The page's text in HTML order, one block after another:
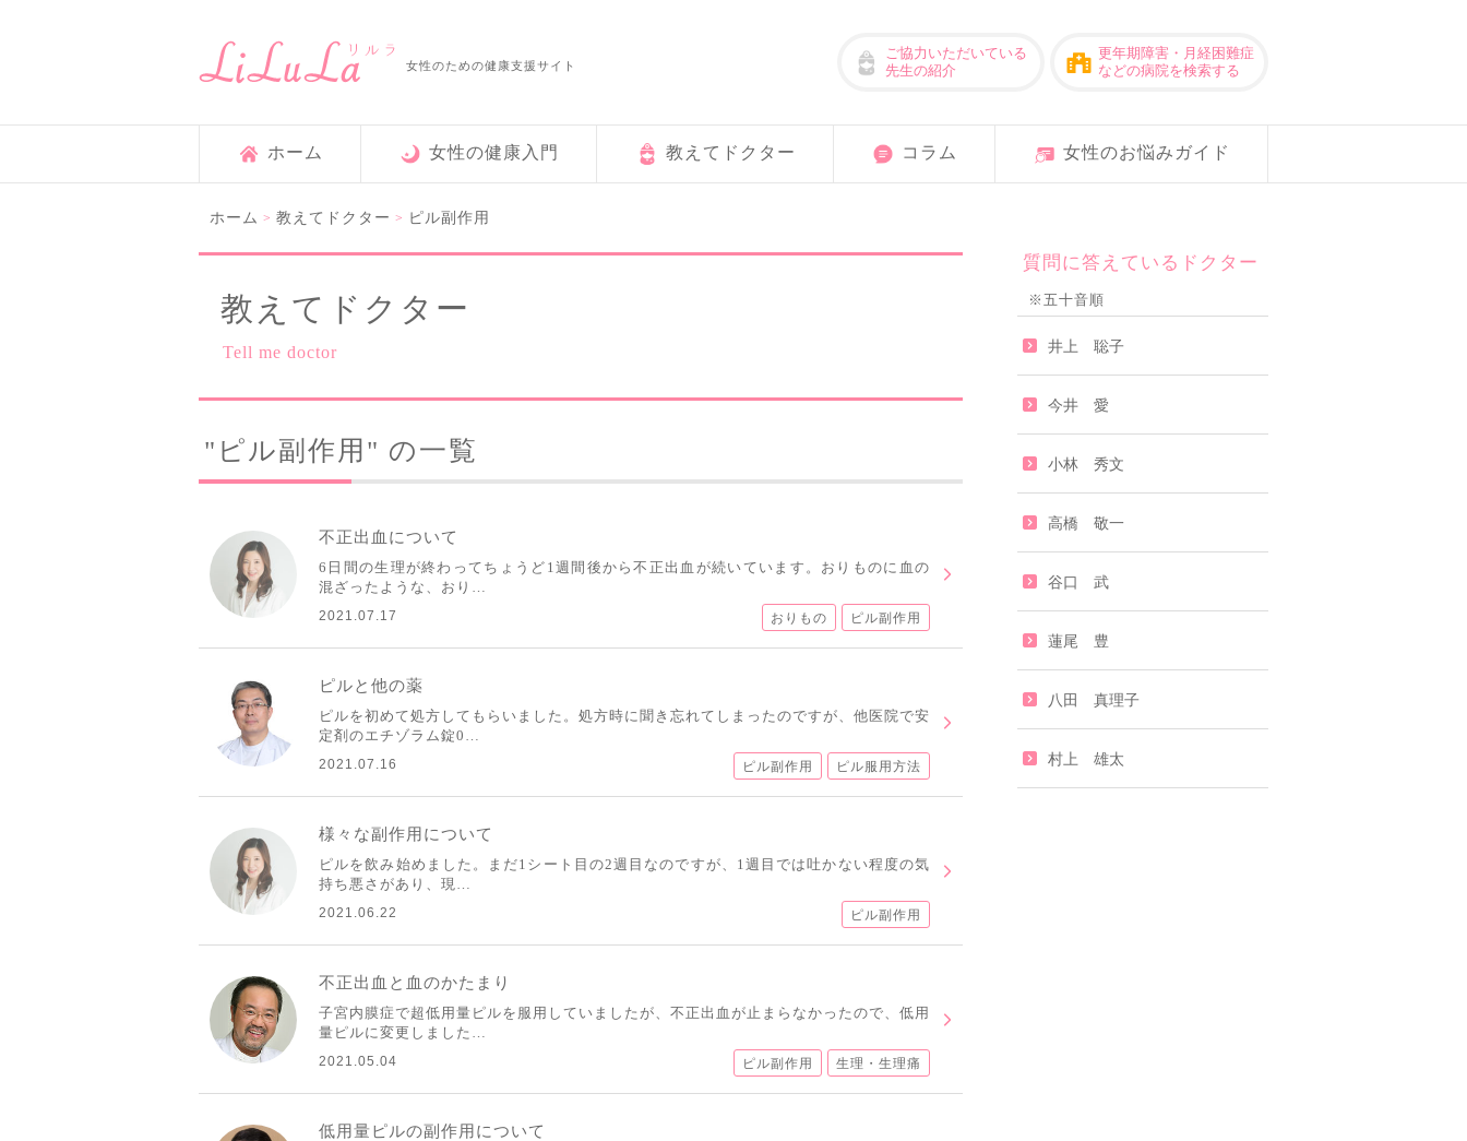
女性のための健康支援サイト
ご協力いただいている
先生の紹介
更年期障害・月経困難症
などの病院を検索する
ホーム 女性の健康入門 教えてドクター コラム 女性のお悩みガイド
ホーム > 教えてドクター > ピル副作用
教えてドクター
Tell me doctor
"ピル副作用" の一覧
不正出血について
6日間の生理が終わってちょうど1週間後から不正出血が続いています。おりものに血の
混ざったような、おり…
2021.07.17 おりもの ピル副作用
ピルと他の薬
ピルを初めて処方してもらいました。処方時に聞き忘れてしまったのですが、他医院で安
定剤のエチゾラム錠0…
2021.07.16 ピル副作用 ピル服用方法
様々な副作用について
ピルを飲み始めました。まだ1シート目の2週目なのですが、1週目では吐かない程度の気
持ち悪さがあり、現…
2021.06.22 ピル副作用
不正出血と血のかたまり
子宮内膜症で超低用量ピルを服用していましたが、不正出血が止まらなかったので、低用
量ピルに変更しました…
2021.05.04 ピル副作用 生理・生理痛
低用量ピルの副作用について
質問に答えているドクター
※五十音順
井上 聡子
今井 愛
小林 秀文
高橋 敬一
谷口 武
蓮尾 豊
八田 真理子
村上 雄太